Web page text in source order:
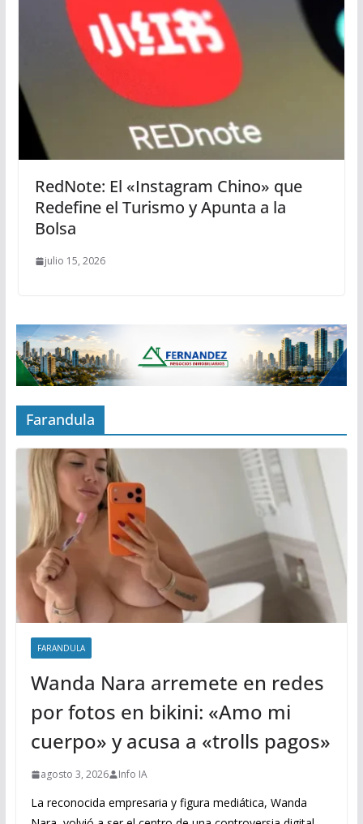
RedNote: El «Instagram Chino» que
Redefine el Turismo y Apunta a la
Bolsa
julio 15, 2026
Farandula
FARANDULA
Wanda Nara arremete en redes
por fotos en bikini: «Amo mi
cuerpo» y acusa a «trolls pagos»
agosto 3, 2026 Info IA
La reconocida empresaria y figura mediática, Wanda